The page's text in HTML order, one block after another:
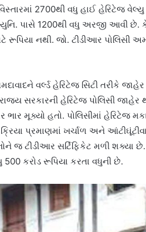
2700થી વધુ હાઈ હેરિટેજ
પાસે 1200થી વધુ અરજી આવી છે.
રૂપિયા નથી. જો. ટીડીઆર પોલિસી
વર્લ્ડ હેરિટેજ સિટી તરીકે
સરકારની હેરિટેજ પોલિસી
ભાર મૂક્યો હતો. પોલિસીમાં હેરિટેજ
પ્રમાણમાં ખર્ચાળ અને
જ ટીડીઆર સર્ટિફિકેટ મળી શક્યા
કરોડ રૂપિયા કરતા વધુની છે.